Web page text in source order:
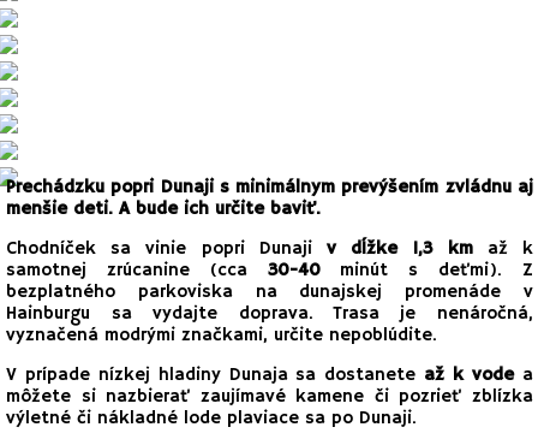
Prechádzku popri Dunaji s minimálnym prevýšením zvládnu aj
menšie deti. A bude ich určite baviť.
Chodníček sa vinie popri Dunaji v dĺžke 1,3 kmaž k
samotnej zrúcanine (cca 30-40minút s deťmi). Z
bezplatného parkoviska na dunajskej promenáde v
Hainburgu sa vydajte doprava. Trasa je nenáročná,
vyznačená modrými značkami, určite nepoblúdite.
V prípade nízkej hladiny Dunaja sa dostanete až k vodea
môžete si nazbierať zaujímavé kamene či pozrieť zblízka
výletné či nákladné lode plaviace sa po Dunaji.